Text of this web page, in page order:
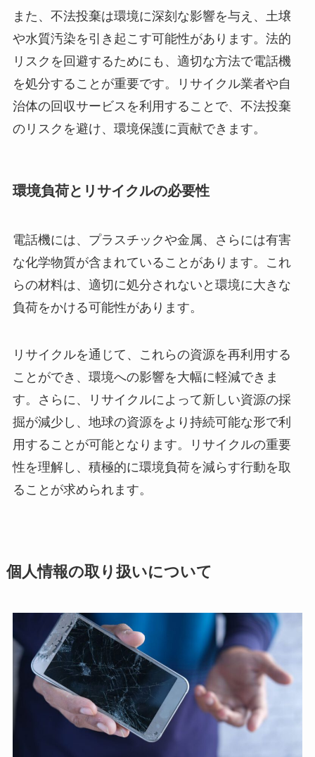
また、不法投棄は環境に深刻な影響を与え、土壌
や水質汚染を引き起こす可能性があります。法的
リスクを回避するためにも、適切な方法で電話機
を処分することが重要です。リサイクル業者や自
治体の回収サービスを利用することで、不法投棄
のリスクを避け、環境保護に貢献できます。
環境負荷とリサイクルの必要性
電話機には、プラスチックや金属、さらには有害
な化学物質が含まれていることがあります。これ
らの材料は、適切に処分されないと環境に大きな
負荷をかける可能性があります。
リサイクルを通じて、これらの資源を再利用する
ことができ、環境への影響を大幅に軽減できま
す。さらに、リサイクルによって新しい資源の採
掘が減少し、地球の資源をより持続可能な形で利
用することが可能となります。リサイクルの重要
性を理解し、積極的に環境負荷を減らす行動を取
ることが求められます。
個人情報の取り扱いについて